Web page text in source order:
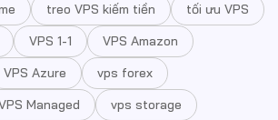
treo VPS kiếm tiền
tối ưu VPS
VPS 1-1
VPS Amazon
VPS Azure
vps forex
Managed
vps storage